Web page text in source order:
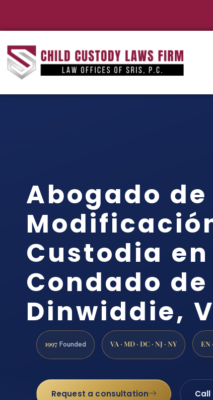
Abogado de
Custodia en
Condado de
Dinwiddie,
1997 Founded VA · MD · DC · NJ · NY EN
Request a consultation